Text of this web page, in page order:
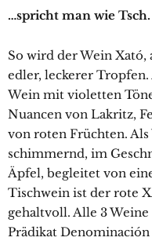
…spricht man wie Tsch.
So wird der Wein Xató,
edler, leckerer
Wein mit violetten
Nuancen von Lakritz,
von roten Früchten.
schimmernd, im
Äpfel, begleitet von
Tischwein ist der rote
gehaltvoll. Alle 3
Prädikat